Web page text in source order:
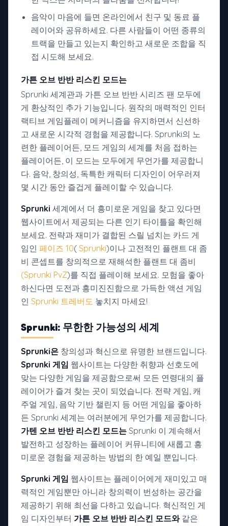
음악이 마음에 들면 온라인에서 친구 및 동료 플
레이어와 공유하세요. 다른 사람들이 어떤 종류의
트랙을 만들고 있는지 확인하고 새로운 조합을 직
접 시도해 보세요.
가튼 오브 반반 리스킨 모드는
Sprunki 세계관과 가튼 오브 반반 시리즈 팬 모두에
게 환상적인 추가 기능입니다. 원작의 매력적인 인터
랙티브 게임플레이 메커니즘을 유지하면서 신선하
고 새로운 시각적 경험을 제공합니다. Sprunki의 노
련한 플레이어든, 모드 게임의 세계를 처음 접하는
플레이어든, 이 모드는 모두에게 무언가를 제공합니
다. 음악, 창의성, 독특한 캐릭터 디자인이 어우러져
몇 시간 동안 즐겁게 플레이할 수 있습니다.
Sprunki 세계에서 더 흥미로운 게임을 찾고 있다면
웹사이트에서 제공되는 다른 인기 타이틀을 확인해
보세요. 전략과 재미가 결합된 스릴 넘치는 카드 게
임인 페이즈 10( Sprunki)이나 고전적인 플랜트 대 좀
비 콘셉트를 창의적으로 재해석한 플랜트 대 좀비
(Sprunki PvZ)를 직접 플레이해 보세요. 모험을 좋아
하신다면 도전과 흥미진진함으로 가득한 액션 게임
인 Sprunki 트레버도 놓치지 마세요!
Sprunki: 무한한 가능성의 세계
Sprunki은 창의성과 혁신으로 유명한 브랜드입니다.
Sprunki 게임 웹사이트는 다양한 취향과 선호도에
맞는 다양한 게임을 제공함으로써 모든 연령대의 플
레이어가 즐겨 찾는 곳이 되었습니다. 전략 게임, 캐
주얼 게임, 음악 기반 챌린지 등 어떤 게임을 좋아하
든 Sprunki 세계는 여러분에게 무언가를 제공합니다.
가텐 오브 반반 리스킨 모드는 Sprunki 이 계속해서
발전하고 성장하는 플레이어 커뮤니티에 새롭고 흥
미로운 경험을 제공하는 방법의 한 예일 뿐입니다.
Sprunki 게임 웹사이트는 플레이어에게 재미있고 매
력적인 게임뿐만 아니라 창의력이 번성하는 공간을
제공하기 위해 최선을 다하고 있습니다. 혁신적인 게
임 디자인부터 가튼 오브 반반 리스킨 모드와같은